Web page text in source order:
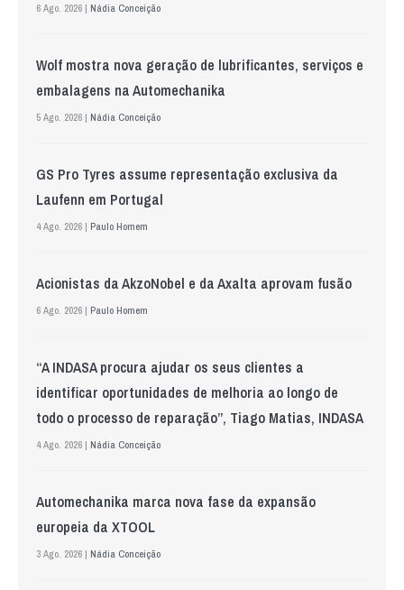
6 Ago. 2026 | Nádia Conceição
Wolf mostra nova geração de lubrificantes, serviços e
embalagens na Automechanika
5 Ago. 2026 | Nádia Conceição
GS Pro Tyres assume representação exclusiva da
Laufenn em Portugal
4 Ago. 2026 | Paulo Homem
Acionistas da AkzoNobel e da Axalta aprovam fusão
6 Ago. 2026 | Paulo Homem
“A INDASA procura ajudar os seus clientes a
identificar oportunidades de melhoria ao longo de
todo o processo de reparação”, Tiago Matias, INDASA
4 Ago. 2026 | Nádia Conceição
Automechanika marca nova fase da expansão
europeia da XTOOL
3 Ago. 2026 | Nádia Conceição